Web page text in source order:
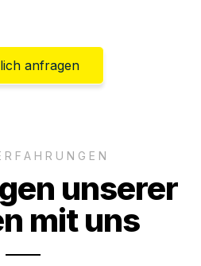
anfragen
unserer
mit uns